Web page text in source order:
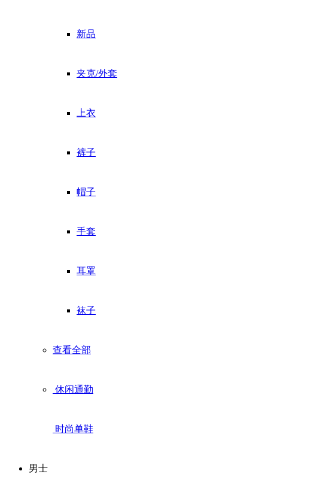
新品
夹克/外套
上衣
裤子
帽子
手套
耳罩
袜子
查看全部
休闲通勤
时尚单鞋
男士